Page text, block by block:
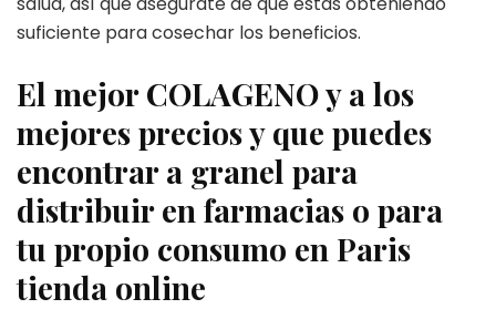
suficiente para cosechar los beneficios.
El mejor COLAGENO y a los
mejores precios y que puedes
encontrar a granel para
distribuir en farmacias o para
tu propio consumo en Paris
tienda online